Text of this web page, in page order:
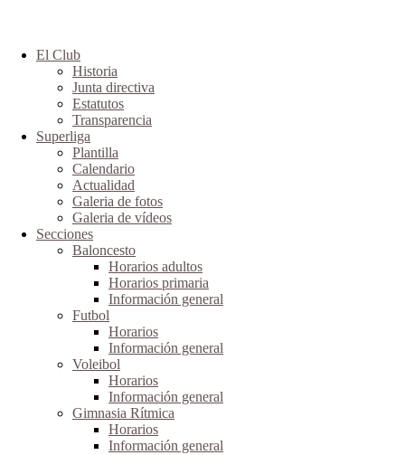
El Club
Historia
Junta directiva
Estatutos
Transparencia
Superliga
Plantilla
Calendario
Actualidad
Galeria de fotos
Galeria de vídeos
Secciones
Baloncesto
Horarios adultos
Horarios primaria
Información general
Futbol
Horarios
Información general
Voleibol
Horarios
Información general
Gimnasia Rítmica
Horarios
Información general